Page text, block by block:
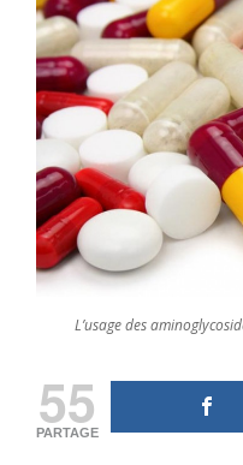
L’usage des
55
PARTAGE